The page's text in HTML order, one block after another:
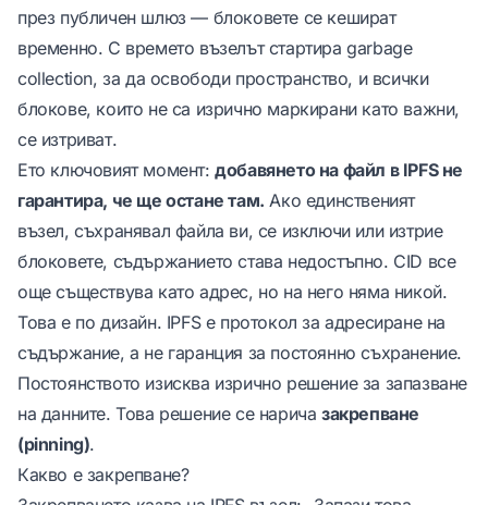
през публичен шлюз — блоковете се кешират
временно. С времето възелът стартира garbage
collection, за да освободи пространство, и всички
блокове, които не са изрично маркирани като важни,
се изтриват.
Ето ключовият момент:добавянето на файл в IPFS не
гарантира, че ще остане там. Ако единственият
възел, съхранявал файла ви, се изключи или изтрие
блоковете, съдържанието става недостъпно. CID все
още съществува като адрес, но на него няма никой.
Това е по дизайн. IPFS е протокол за адресиране на
съдържание, а не гаранция за постоянно съхранение.
Постоянството изисква изрично решение за запазване
на данните. Това решение се нарича закрепване
(pinning).
Какво е закрепване?